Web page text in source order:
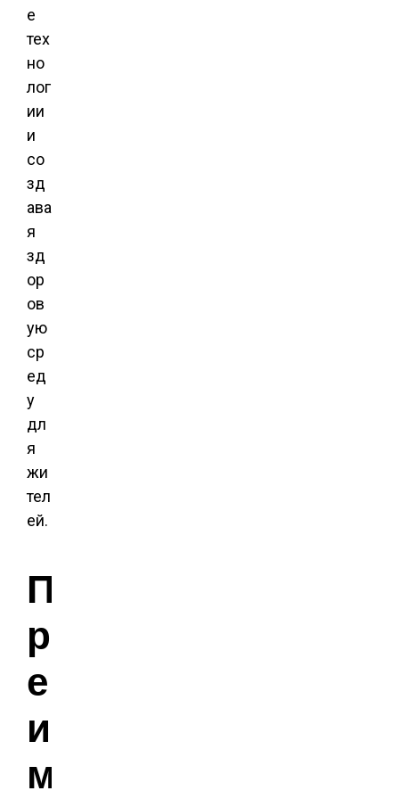
е
тех
но
лог
ии
и
со
зд
ава
я
зд
ор
ов
ую
ср
ед
у
дл
я
жи
тел
ей.
П
р
е
и
м